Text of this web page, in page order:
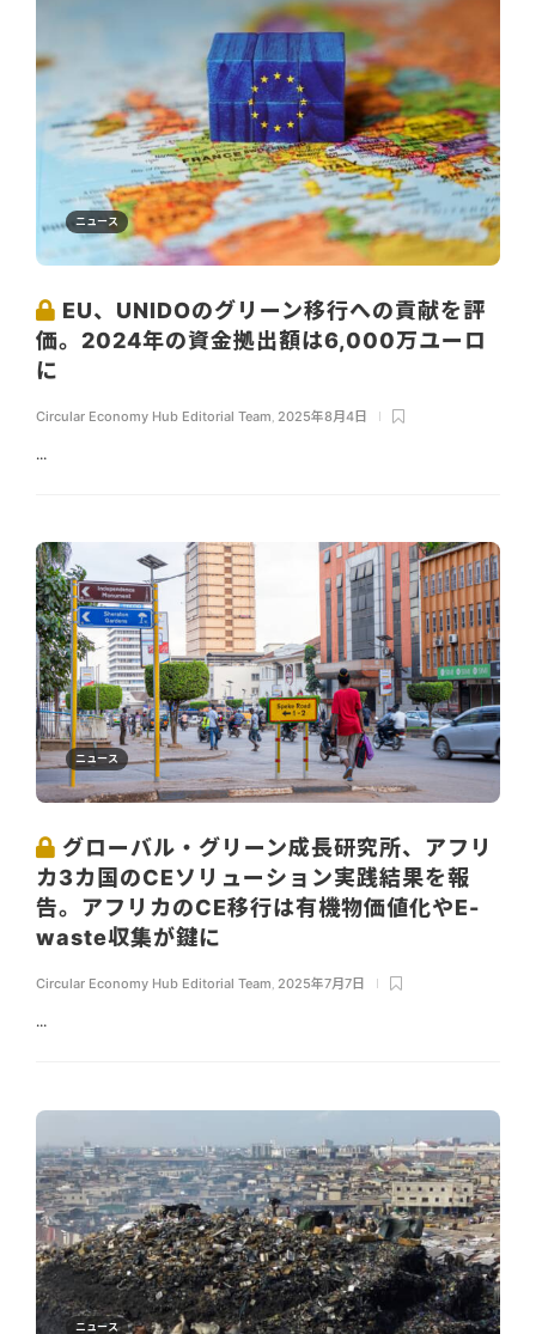
ニュース
EU、UNIDOのグリーン移行への貢献を評
価。2024年の資金拠出額は6,000万ユーロ
に
Circular Economy Hub Editorial Team 2025年8月4日
...
ニュース
グローバル・グリーン成長研究所、アフリ
カ3カ国のCEソリューション実践結果を報
告。アフリカのCE移行は有機物価値化やE-
waste収集が鍵に
Circular Economy Hub Editorial Team, 2025年7月7日
...
ニュース